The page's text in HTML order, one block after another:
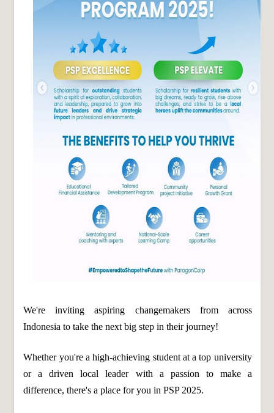
We're inviting aspiring changemakers from across
Indonesia to take the next big step in their journey!
Whether you're a high-achieving student at a top university
or a driven local leader with a passion to make a
difference, there's a place for you in PSP 2025.